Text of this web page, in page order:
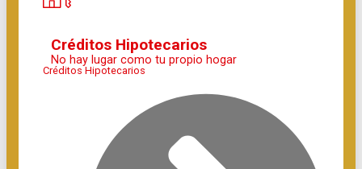
Créditos Hipotecarios
No hay lugar como tu propio hogar
Créditos Hipotecarios